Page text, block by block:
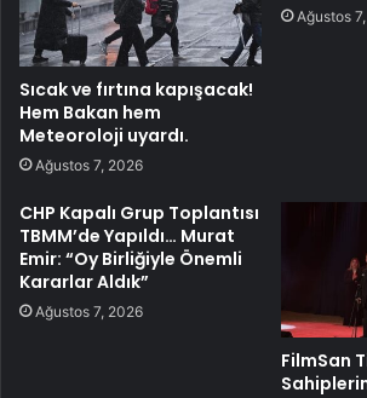
Sıcak ve fırtına kapışacak!
Hem Bakan hem
Meteoroloji uyardı.
Ağustos 7, 2026
Ağustos
CHP Kapalı Grup Toplantısı
TBMM’de Yapıldı… Murat
Emir: “Oy Birliğiyle Önemli
Kararlar Aldık”
Ağustos 7, 2026
FilmSan